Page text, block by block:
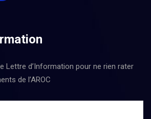
Lettre d’Information pour ne rien rater
de l’AROC